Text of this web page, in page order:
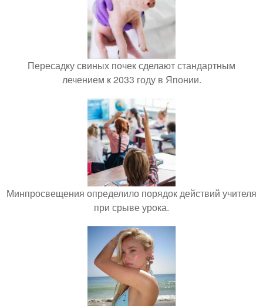
Пересадку свиных почек сделают стандартным
лечением к 2033 году в Японии.
Минпросвещения определило порядок действий учителя
при срыве урока.